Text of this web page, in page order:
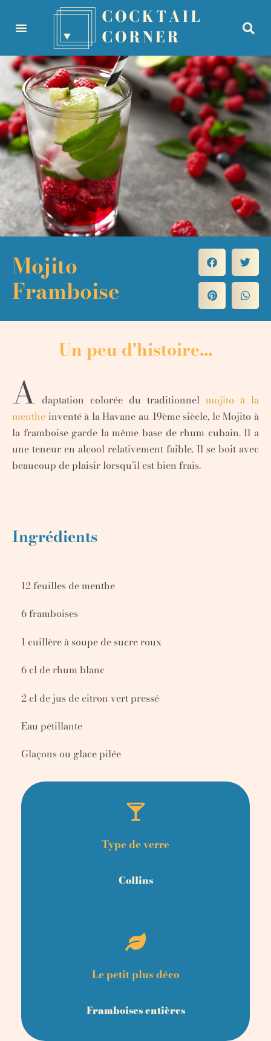
Mojito
Framboise
Un peu d'histoire...
A daptation colorée du traditionnel mojito à la
menthe inventé à la Havane au 19ème siècle, le Mojito à
la framboise garde la même base de rhum cubain. Il a
une teneur en alcool relativement faible. Il se boit avec
beaucoup de plaisir lorsqu’il est bien frais.
Ingrédients
12 feuilles de menthe
6 framboises
1 cuillère à soupe de sucre roux
6 cl de rhum blanc
2 cl de jus de citron vert pressé
Eau pétillante
Glaçons ou glace pilée
Type de verre
Collins
Le petit plus déco
Framboises entières